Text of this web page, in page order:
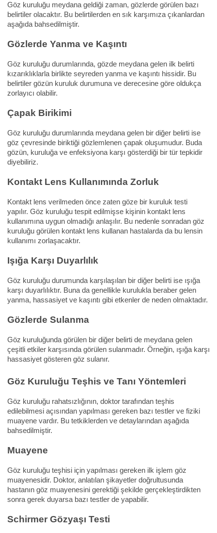
Göz kuruluğu meydana geldiği zaman, gözlerde görülen bazı
belirtiler olacaktır. Bu belirtilerden en sık karşımıza çıkanlardan
aşağıda bahsedilmiştir.
Gözlerde Yanma ve Kaşıntı
Göz kuruluğu durumlarında, gözde meydana gelen ilk belirti
kızarıklıklarla birlikte seyreden yanma ve kaşıntı hissidir. Bu
belirtiler gözün kuruluk durumuna ve derecesine göre oldukça
zorlayıcı olabilir.
Çapak Birikimi
Göz kuruluğu durumlarında meydana gelen bir diğer belirti ise
göz çevresinde biriktiği gözlemlenen çapak oluşumudur. Buda
gözün, kuruluğa ve enfeksiyona karşı gösterdiği bir tür tepkidir
diyebiliriz.
Kontakt Lens Kullanımında Zorluk
Kontakt lens verilmeden önce zaten göze bir kuruluk testi
yapılır. Göz kuruluğu tespit edilmişse kişinin kontakt lens
kullanımına uygun olmadığı anlaşılır. Bu nedenle sonradan göz
kuruluğu görülen kontakt lens kullanan hastalarda da bu lensin
kullanımı zorlaşacaktır.
Işığa Karşı Duyarlılık
Göz kuruluğu durumunda karşılaşılan bir diğer belirti ise ışığa
karşı duyarlılıktır. Buna da genellikle kurulukla beraber gelen
yanma, hassasiyet ve kaşıntı gibi etkenler de neden olmaktadır.
Gözlerde Sulanma
Göz kuruluğunda görülen bir diğer belirti de meydana gelen
çeşitli etkiler karşısında görülen sulanmadır. Örneğin, ışığa karşı
hassasiyet gösteren göz sulanır.
Göz Kuruluğu Teşhis ve Tanı Yöntemleri
Göz kuruluğu rahatsızlığının, doktor tarafından teşhis
edilebilmesi açısından yapılması gereken bazı testler ve fiziki
muayene vardır. Bu tetkiklerden ve detaylarından aşağıda
bahsedilmiştir.
Muayene
Göz kuruluğu teşhisi için yapılması gereken ilk işlem göz
muayenesidir. Doktor, anlatılan şikayetler doğrultusunda
hastanın göz muayenesini gerektiği şekilde gerçekleştirdikten
sonra gerek duyarsa bazı testler de yapabilir.
Schirmer Gözyaşı Testi